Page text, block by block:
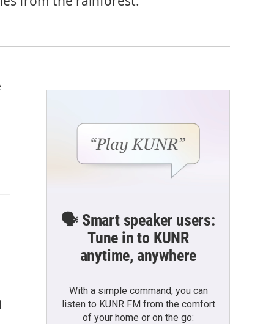
🗣️ Smart speaker users:
Tune in to KUNR
anytime, anywhere
With a simple command, you can
listen to KUNR FM from the comfort
of your home or on the go: